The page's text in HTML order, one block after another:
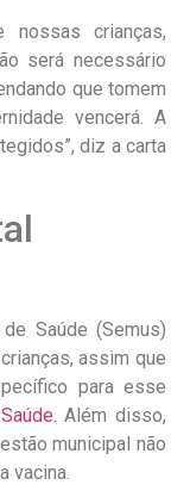
nossas crianças,
será necessário
que tomem
vencerá. A
diz a carta
Saúde (Semus)
assim que
para esse
. Além disso,
municipal não
vacina.